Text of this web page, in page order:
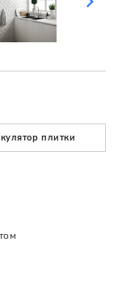
плитки